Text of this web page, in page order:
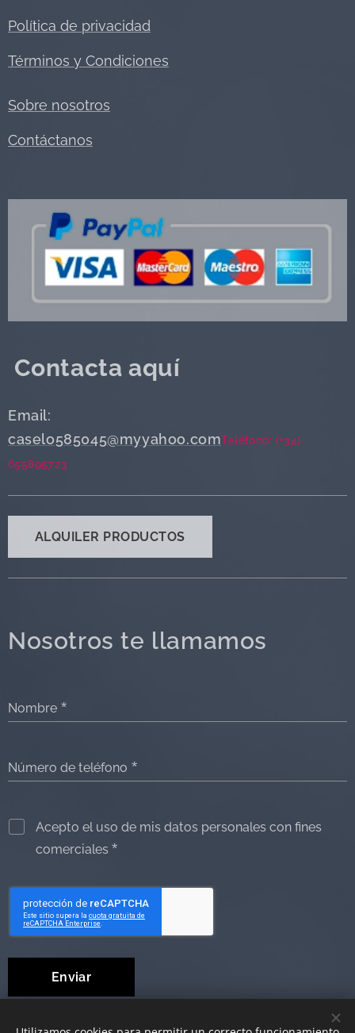
Política de privacidad
Términos y Condiciones
Sobre nosotros
Contáctanos
Contacta aquí
Email:
caselo585045@myyahoo.comTeléfono: (+34)
655895723
ALQUILER PRODUCTOS
Nosotros te llamamos
Nombre
Número de teléfono
Acepto el uso de mis datos personales con fines
comerciales
Enviar